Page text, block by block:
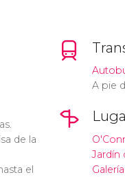
de la
el
A pie
Jardín